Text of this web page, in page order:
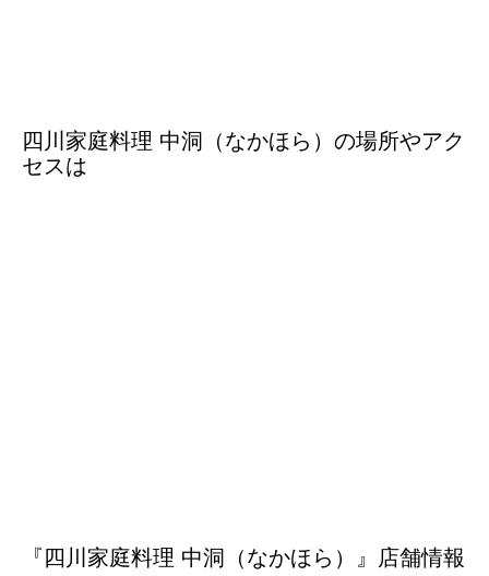
四川家庭料理 中洞（なかほら）の場所やアク
セスは
『四川家庭料理 中洞（なかほら）』店舗情報